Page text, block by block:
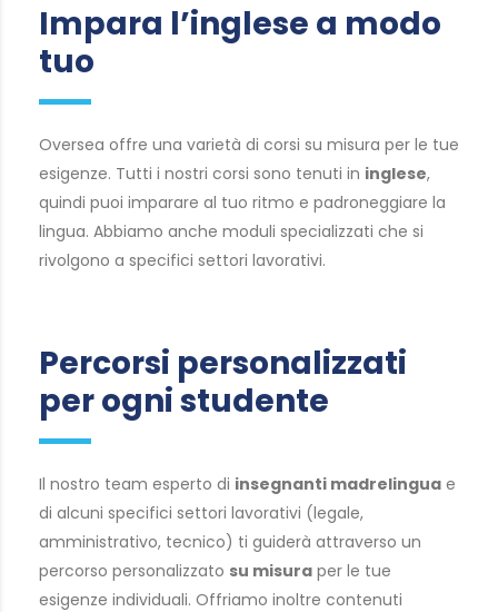
Impara l’inglese a modo
tuo
Oversea offre una varietà di corsi su misura per le tue
esigenze. Tutti i nostri corsi sono tenuti in inglese,
quindi puoi imparare al tuo ritmo e padroneggiare la
lingua. Abbiamo anche moduli specializzati che si
rivolgono a specifici settori lavorativi.
Percorsi personalizzati
per ogni studente
Il nostro team esperto di insegnanti madrelingua e
di alcuni specifici settori lavorativi (legale,
amministrativo, tecnico) ti guiderà attraverso un
percorso personalizzato su misura per le tue
esigenze individuali. Offriamo inoltre contenuti